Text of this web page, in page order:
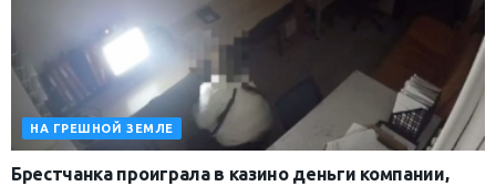
НА ГРЕШНОЙ ЗЕМЛЕ
Брестчанка проиграла в казино деньги компании,